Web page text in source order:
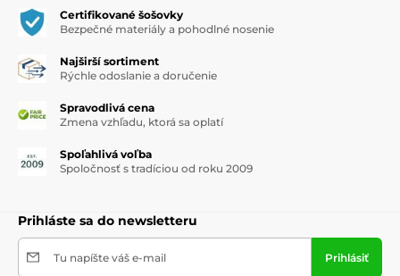
Certifikované šošovky
Bezpečné materiály a pohodlné nosenie
Najširší sortiment
Rýchle odoslanie a doručenie
Spravodlivá cena
Zmena vzhľadu, ktorá sa oplatí
Spoľahlivá voľba
Spoločnosť s tradíciou od roku 2009
Prihláste sa do newsletteru
Tu napíšte váš e-mail Prihlásiť